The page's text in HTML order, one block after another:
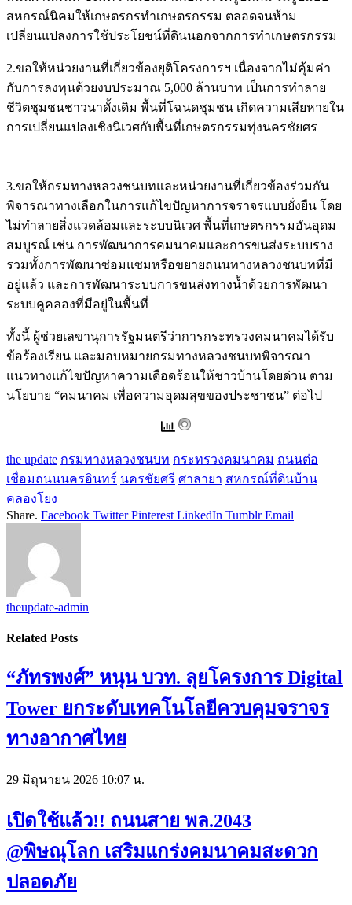
สหกรณ์นิคมให้เกษตรกรทำเกษตรกรรม ตลอดจนห้าม
เปลี่ยนแปลงการใช้ประโยชน์ที่ดินนอกจากการทำเกษตรกรรม
2.ขอให้หน่วยงานที่เกี่ยวข้องยุติโครงการฯ เนื่องจากไม่คุ้มค่า
กับการลงทุนด้วยงบประมาณ 5,000 ล้านบาท เป็นการทำลาย
ชีวิตชุมชนชาวนาดั้งเดิม พื้นที่โฉนดชุมชน เกิดความเสียหายใน
การเปลี่ยนแปลงเชิงนิเวศกับพื้นที่เกษตรกรรมทุ่งนครชัยศร
3.ขอให้กรมทางหลวงชนบทและหน่วยงานที่เกี่ยวข้องร่วมกัน
พิจารณาทางเลือกในการแก้ไขปัญหาการจราจรแบบยั่งยืน โดย
ไม่ทำลายสิ่งแวดล้อมและระบบนิเวศ พื้นที่เกษตรกรรมอันอุดม
สมบูรณ์ เช่น การพัฒนาการคมนาคมและการขนส่งระบบราง
รวมทั้งการพัฒนาซ่อมแซมหรือขยายถนนทางหลวงชนบทที่มี
อยู่แล้ว และการพัฒนาระบบการขนส่งทางน้ำด้วยการพัฒนา
ระบบคูคลองที่มีอยู่ในพื้นที่
ทั้งนี้ ผู้ช่วยเลขานุการรัฐมนตรีว่าการกระทรวงคมนาคมได้รับ
ข้อร้องเรียน และมอบหมายกรมทางหลวงชนบทพิจารณา
แนวทางแก้ไขปัญหาความเดือดร้อนให้ชาวบ้านโดยด่วน ตาม
นโยบาย “คมนาคม เพื่อความอุดมสุขของประชาชน” ต่อไป
the update กรมทางหลวงชนบท กระทรวงคมนาคม ถนนต่อ
เชื่อมถนนนครอินทร์ นครชัยศรี ศาลายา สหกรณ์ที่ดินบ้าน
คลองโยง
Share. Facebook Twitter Pinterest LinkedIn Tumblr Email
theupdate-admin
Related Posts
“ภัทรพงศ์” หนุน บวท. ลุยโครงการ Digital
Tower ยกระดับเทคโนโลยีควบคุมจราจร
ทางอากาศไทย
29 มิถุนายน 2026 10:07 น.
เปิดใช้แล้ว!! ถนนสาย พล.2043
@พิษณุโลก เสริมแกร่งคมนาคมสะดวก
ปลอดภัย